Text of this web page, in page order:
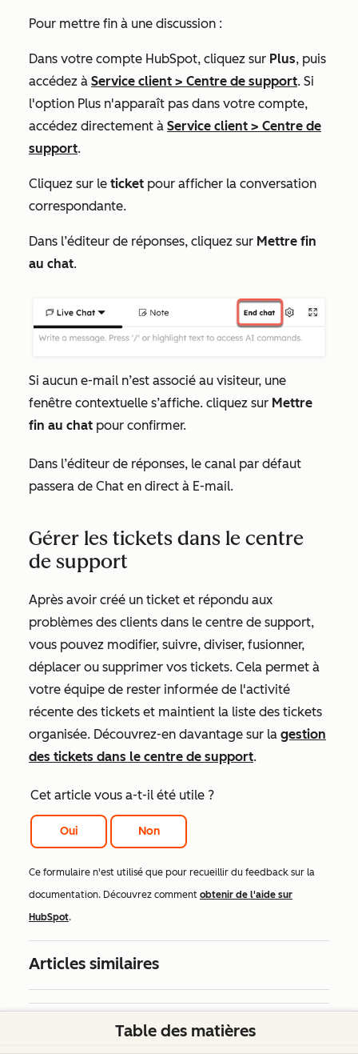
Pour mettre fin à une discussion :
Dans votre compte HubSpot, cliquez sur Plus, puis
accédez à Service client > Centre de support. Si
l'option Plus n'apparaît pas dans votre compte,
accédez directement à Service client > Centre de
support.
Cliquez sur le ticket pour afficher la conversation
correspondante.
Dans l’éditeur de réponses, cliquez sur Mettre fin
au chat.
Si aucun e-mail n’est associé au visiteur, une
fenêtre contextuelle s’affiche. cliquez sur Mettre
fin au chat pour confirmer.
Dans l’éditeur de réponses, le canal par défaut
passera de Chat en direct à E-mail.
Gérer les tickets dans le centre
de support
Après avoir créé un ticket et répondu aux
problèmes des clients dans le centre de support,
vous pouvez modifier, suivre, diviser, fusionner,
déplacer ou supprimer vos tickets. Cela permet à
votre équipe de rester informée de l'activité
récente des tickets et maintient la liste des tickets
organisée. Découvrez-en davantage sur la gestion
des tickets dans le centre de support.
Cet article vous a-t-il été utile ?
Oui Non
Ce formulaire n'est utilisé que pour recueillir du feedback sur la
documentation. Découvrez comment obtenir de l'aide sur
HubSpot.
Articles similaires
Articles similairesTable des matières